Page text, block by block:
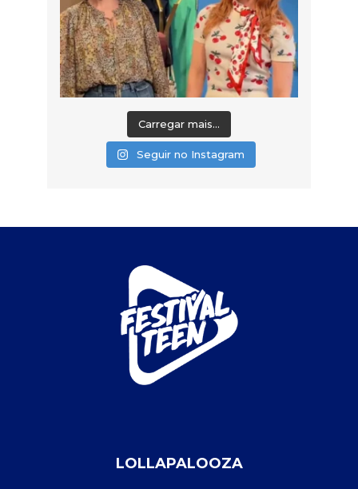
Carregar mais...
Seguir no Instagram
LOLLAPALOOZA